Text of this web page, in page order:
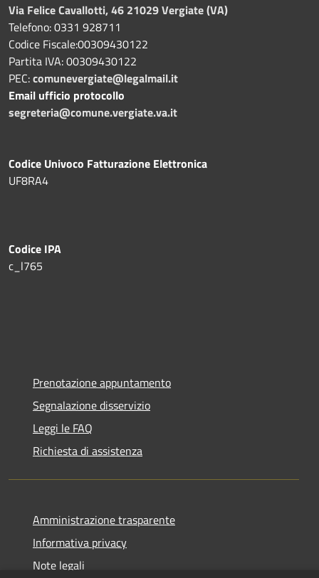
Via Felice Cavallotti, 46 21029 Vergiate (VA)
Telefono: 0331 928711
Codice Fiscale:00309430122
Partita IVA: 00309430122
PEC:comunevergiate@legalmail.it
Email ufficio protocollo
segreteria@comune.vergiate.va.it
Codice Univoco Fatturazione Elettronica
UF8RA4
Codice IPA
c_l765
Prenotazione appuntamento
Segnalazione disservizio
Leggi le FAQ
Richiesta di assistenza
Amministrazione trasparente
Informativa privacy
Note legali